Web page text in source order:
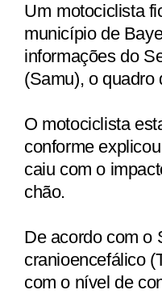
Um motociclista
município de
informações do
(Samu), o quadro
O motociclista
conforme
caiu com o
chão.
De acordo com o
cranioencefálico
com o nível de